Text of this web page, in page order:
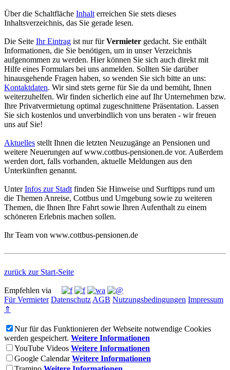
Über die Schaltfläche Inhalt erreichen Sie stets dieses
Inhaltsverzeichnis, das Sie gerade lesen.
Die Seite Ihr Eintrag ist nur fürVermieter gedacht. Sie enthält
Informationen, die Sie benötigen, um in unser Verzeichnis
aufgenommen zu werden. Hier können Sie sich auch direkt mit
Hilfe eines Formulars bei uns anmelden. Sollten Sie darüber
hinausgehende Fragen haben, so wenden Sie sich bitte an uns:
Kontaktdaten. Wir sind stets gerne für Sie da und bemüht, Ihnen
weiterzuhelfen. Wir finden sicherlich eine auf Ihr Unternehmen bzw.
Ihre Privatvermietung optimal zugeschnittene Präsentation. Lassen
Sie sich kostenlos und unverbindlich von uns beraten - wir freuen
uns auf Sie!
Aktuelles stellt Ihnen die letzten Neuzugänge an Pensionen und
weitere Neuerungen aufwww.cottbus-pensionen.de vor. Außerdem
werden dort, falls vorhanden, aktuelle Meldungen aus den
Unterkünften genannt.
UnterInfos zur Stadt finden Sie Hinweise und Surftipps rund um
die Themen Anreise, Cottbus und Umgebung sowie zu weiteren
Themen, die Ihnen Ihre Fahrt sowie Ihren Aufenthalt zu einem
schöneren Erlebnis machen sollen.
Ihr Team von www.cottbus-pensionen.de
zurück zur Start-Seite
Empfehlen via
Für Vermieter Datenschutz AGB Nutzungsbedingungen Impressum
⇑
Nur für das Funktionieren der Webseite notwendige Cookies
werden gespeichert. Weitere Informationen
YouTube Videos Weitere Informationen
Google Calendar Weitere Informationen